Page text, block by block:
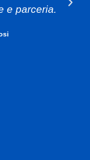
e parceria.